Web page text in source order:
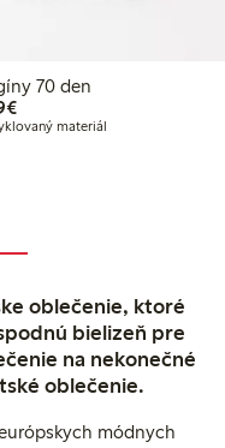
70 den
7,99 €
materiál
oblečenie, ktoré
bielizeň pre
na nekonečné
oblečenie.
módnych